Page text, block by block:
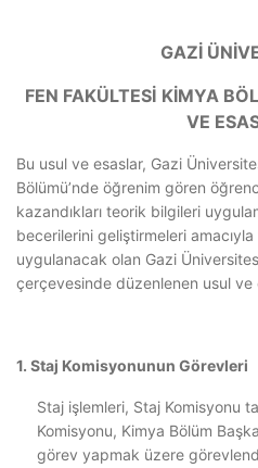
GAZİ
FEN FAKÜLTESİ KİMYA
VE
Bu usul ve esaslar, Gazi
Bölümü’nde öğrenim gören
kazandıkları teorik bilgileri
becerilerini geliştirmeleri
uygulanacak olan Gazi
çerçevesinde düzenlenen usul ve
1. Staj Komisyonunun Görevleri
Staj işlemleri, Staj Komisyonu
Komisyonu, Kimya Bölüm
görev yapmak üzere